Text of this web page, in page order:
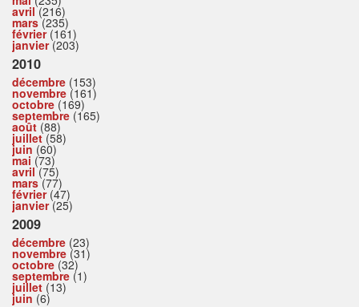
avril(216)
mars(235)
février(161)
janvier(203)
2010
décembre (153)
novembre (161)
octobre (169)
septembre (165)
août (88)
juillet(58)
juin (60)
mai (73)
avril(75)
mars(77)
février(47)
janvier(25)
2009
décembre (23)
novembre (31)
octobre (32)
septembre (1)
juillet (13)
juin (6)